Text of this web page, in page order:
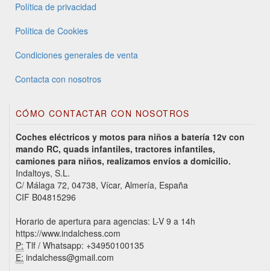
Política de privacidad
Política de Cookies
Condiciones generales de venta
Contacta con nosotros
CÓMO CONTACTAR CON NOSOTROS
Coches eléctricos y motos para niños a batería 12v con
mando RC, quads infantiles, tractores infantiles,
camiones para niños, realizamos envíos a domicilio.
Indaltoys, S.L.
C/ Málaga 72, 04738, Vícar, Almería, España
CIF B04815296
Horario de apertura para agencias: L-V 9 a 14h
https://www.indalchess.com
P: Tlf / Whatsapp: +34950100135
E: indalchess@gmail.com